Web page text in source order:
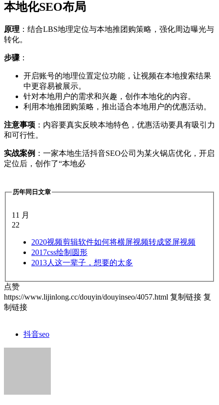
本地化SEO布局
原理 ：结合LBS地理定位与本地推团购策略，强化周边曝光与
转化。
步骤 ：
开启账号的地理位置定位功能，让视频在本地搜索结果
中更容易被展示。
针对本地用户的需求和兴趣，创作本地化的内容。
利用本地推团购策略，推出适合本地用户的优惠活动。
注意事项 ：内容要真实反映本地特色，优惠活动要具有吸引力
和可行性。
实战案例 ：一家本地生活抖音SEO公司为某火锅店优化，开启
定位后，创作了“本地必
历年同日文章
11 月
22
2020视频剪辑软件如何将横屏视频转成竖屏视频
2017css绘制圆形
2013人这一辈子，想要的太多
点赞
https://www.lijinlong.cc/douyin/douyinseo/4057.html 复制链接 复
制链接
抖音seo